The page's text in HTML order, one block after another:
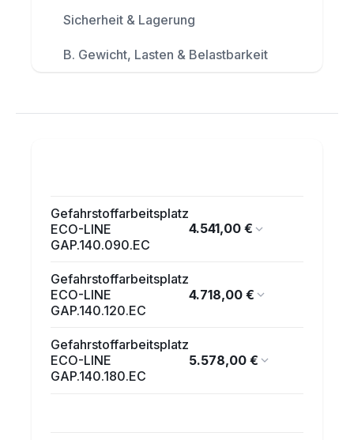
Sicherheit & Lagerung
B. Gewicht, Lasten & Belastbarkeit
Gefahrstoffarbeitsplatz
ECO-LINE
GAP.140.090.EC
4.541,00 €
Gefahrstoffarbeitsplatz
ECO-LINE
GAP.140.120.EC
4.718,00 €
Gefahrstoffarbeitsplatz
ECO-LINE
GAP.140.180.EC
5.578,00 €